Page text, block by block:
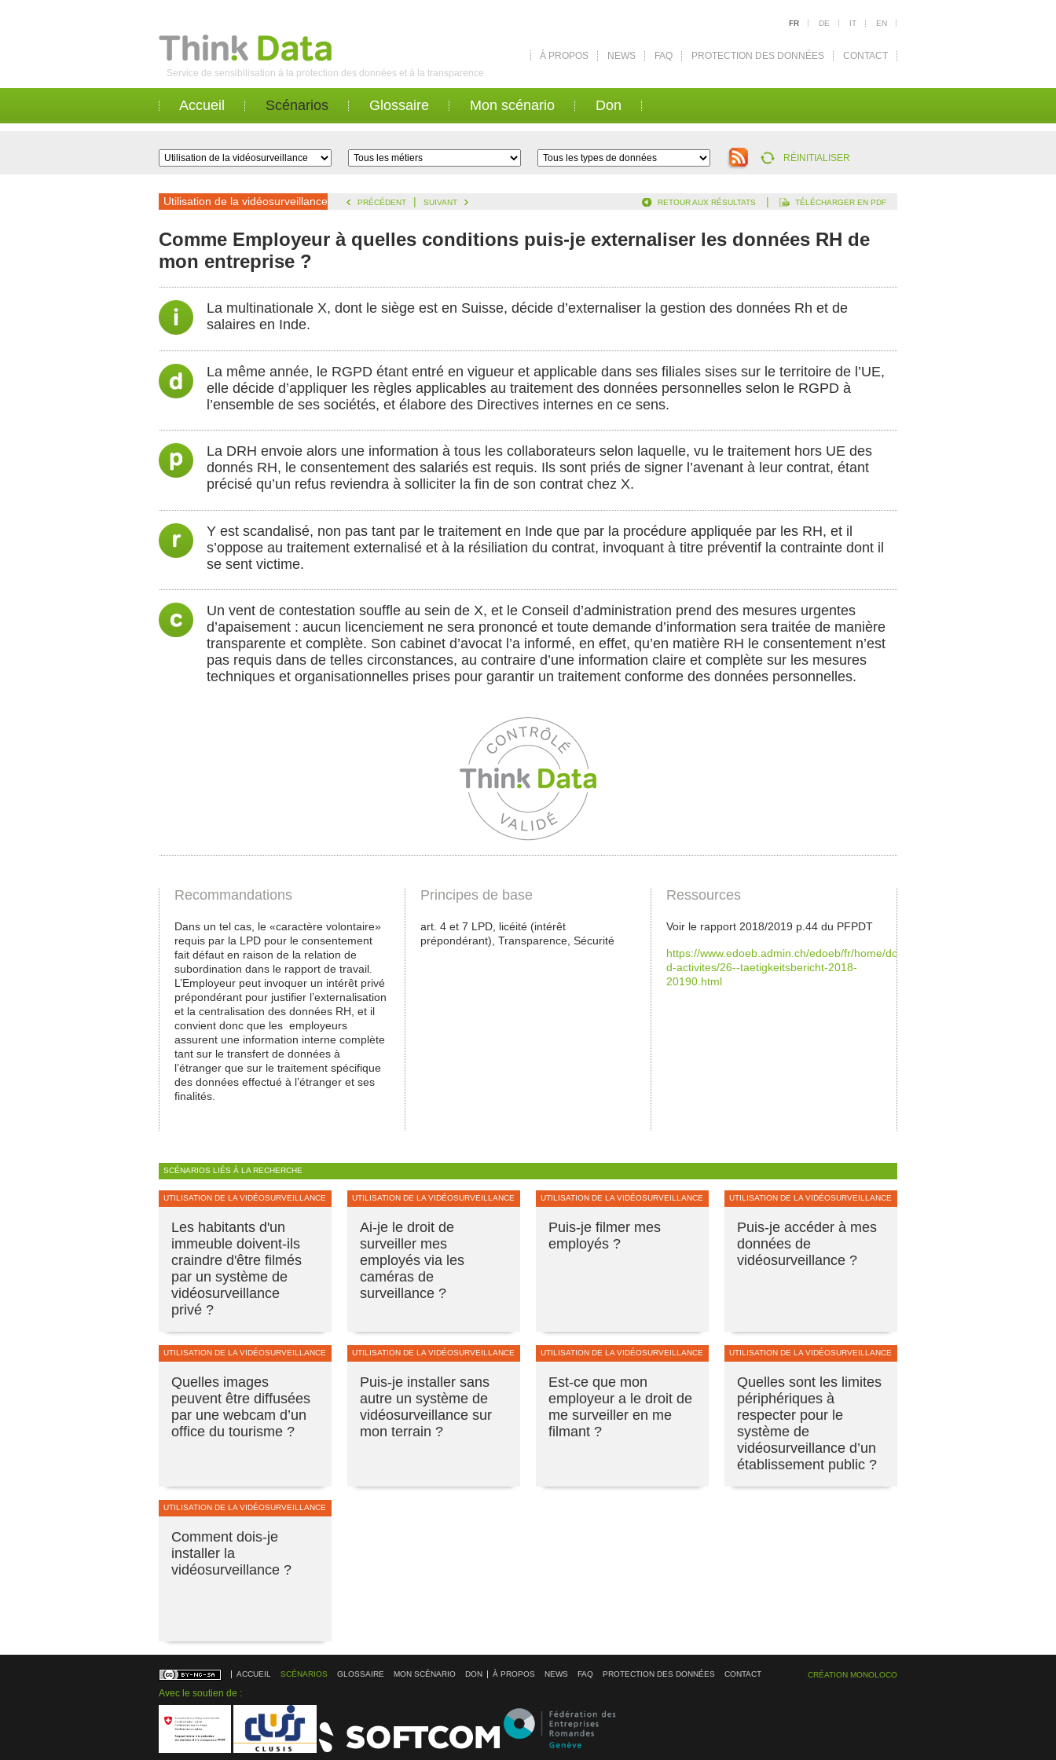
Service de sensibilisation à la protection des données et à la transparence
FR DE IT EN
À PROPOS NEWS FAQ PROTECTION DES DONNÉES CONTACT
Accueil Scénarios Glossaire Mon scénario Don
RÉINITIALISER
Utilisation de la vidéosurveillance PRÉCÉDENT | SUIVANT RETOUR AUX RÉSULTATS | TÉLÉCHARGER EN PDF
Comme Employeur à quelles conditions puis-je externaliser les données RH de
mon entreprise ?
La multinationale X, dont le siège est en Suisse, décide d’externaliser la gestion des données Rh et de
salaires en Inde.
La même année, le RGPD étant entré en vigueur et applicable dans ses filiales sises sur le territoire de l’UE,
elle décide d’appliquer les règles applicables au traitement des données personnelles selon le RGPD à
l’ensemble de ses sociétés, et élabore des Directives internes en ce sens.
La DRH envoie alors une information à tous les collaborateurs selon laquelle, vu le traitement hors UE des
donnés RH, le consentement des salariés est requis. Ils sont priés de signer l’avenant à leur contrat, étant
précisé qu’un refus reviendra à solliciter la fin de son contrat chez X.
Y est scandalisé, non pas tant par le traitement en Inde que par la procédure appliquée par les RH, et il
s’oppose au traitement externalisé et à la résiliation du contrat, invoquant à titre préventif la contrainte dont il
se sent victime.
Un vent de contestation souffle au sein de X, et le Conseil d’administration prend des mesures urgentes
d’apaisement : aucun licenciement ne sera prononcé et toute demande d’information sera traitée de manière
transparente et complète. Son cabinet d’avocat l’a informé, en effet, qu’en matière RH le consentement n’est
pas requis dans de telles circonstances, au contraire d’une information claire et complète sur les mesures
techniques et organisationnelles prises pour garantir un traitement conforme des données personnelles.
Recommandations
Dans un tel cas, le «caractère volontaire»
requis par la LPD pour le consentement
fait défaut en raison de la relation de
subordination dans le rapport de travail.
L’Employeur peut invoquer un intérêt privé
prépondérant pour justifier l’externalisation
et la centralisation des données RH, et il
convient donc que les employeurs
assurent une information interne complète
tant sur le transfert de données à
l’étranger que sur le traitement spécifique
des données effectué à l’étranger et ses
finalités.
Principes de base
art. 4 et 7 LPD, licéité (intérêt
prépondérant), Transparence, Sécurité
Ressources
Voir le rapport 2018/2019 p.44 du PFPDT
https://www.edoeb.admin.ch/edoeb/fr/home/documentation/rapports-
d-activites/26--taetigkeitsbericht-2018-
20190.html
SCÉNARIOS LIÉS À LA RECHERCHE
UTILISATION DE LA VIDÉOSURVEILLANCE
Les habitants d'un
immeuble doivent-ils
craindre d'être filmés
par un système de
vidéosurveillance
privé ?
UTILISATION DE LA VIDÉOSURVEILLANCE
Ai-je le droit de
surveiller mes
employés via les
caméras de
surveillance ?
UTILISATION DE LA VIDÉOSURVEILLANCE
Puis-je filmer mes
employés ?
UTILISATION DE LA VIDÉOSURVEILLANCE
Puis-je accéder à mes
données de
vidéosurveillance ?
UTILISATION DE LA VIDÉOSURVEILLANCE
Quelles images
peuvent être diffusées
par une webcam d’un
office du tourisme ?
UTILISATION DE LA VIDÉOSURVEILLANCE
Puis-je installer sans
autre un système de
vidéosurveillance sur
mon terrain ?
UTILISATION DE LA VIDÉOSURVEILLANCE
Est-ce que mon
employeur a le droit de
me surveiller en me
filmant ?
UTILISATION DE LA VIDÉOSURVEILLANCE
Quelles sont les limites
périphériques à
respecter pour le
système de
vidéosurveillance d’un
établissement public ?
UTILISATION DE LA VIDÉOSURVEILLANCE
Comment dois-je
installer la
vidéosurveillance ?
ACCUEIL SCÉNARIOS GLOSSAIRE MON SCÉNARIO DON À PROPOS NEWS FAQ PROTECTION DES DONNÉES CONTACT CRÉATION MONOLOCO
Avec le soutien de :